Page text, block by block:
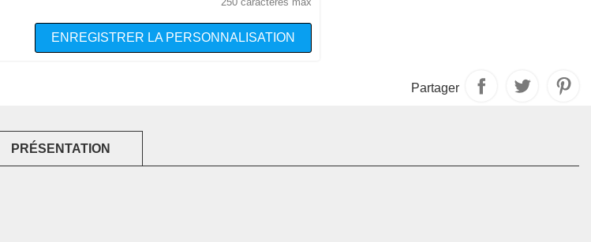
ENREGISTRER LA PERSONNALISATION
Partager
PRÉSENTATION